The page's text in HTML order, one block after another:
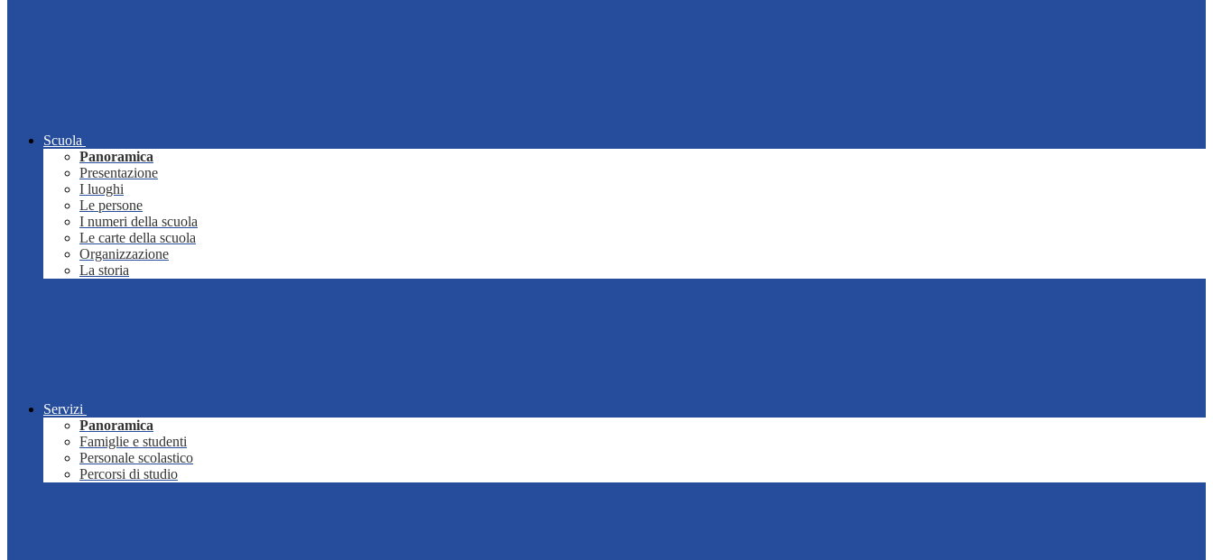
Scuola
Panoramica
Presentazione
I luoghi
Le persone
I numeri della scuola
Le carte della scuola
Organizzazione
La storia
Servizi
Panoramica
Famiglie e studenti
Personale scolastico
Percorsi di studio